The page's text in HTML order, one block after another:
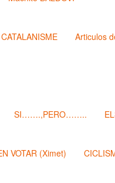
Articulos
SI…….,PERO……..
VOTAR (Ximet)